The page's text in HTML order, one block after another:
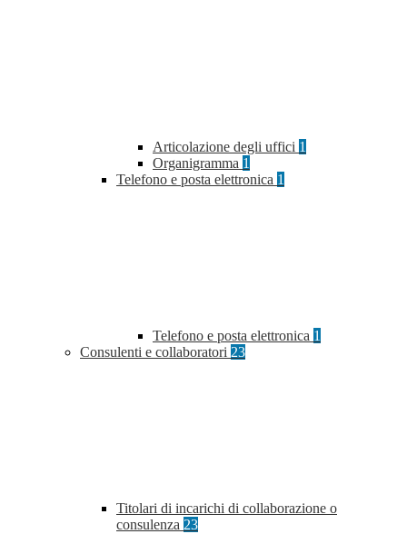
Articolazione degli uffici 1
Organigramma 1
Telefono e posta elettronica 1
Telefono e posta elettronica 1
Consulenti e collaboratori 23
Titolari di incarichi di collaborazione o
consulenza 23